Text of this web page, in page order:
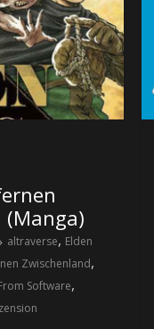
(Manga)
altraverse, Elden
Zwischenland,
Software,